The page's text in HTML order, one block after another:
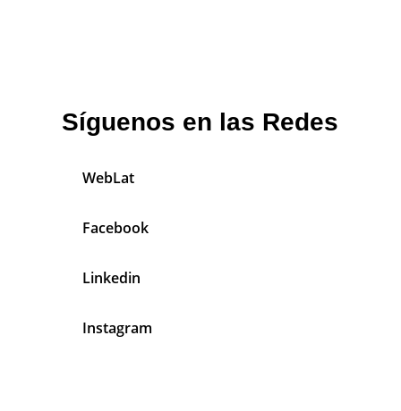
Síguenos en las Redes
WebLat
Facebook
Linkedin
Instagram